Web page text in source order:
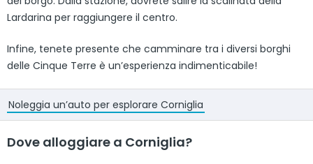
Lardarina per raggiungere il centro.
Infine, tenete presente che camminare tra i diversi borghi
delle Cinque Terre è un’esperienza indimenticabile!
Noleggia un’auto per esplorare Corniglia
Dove alloggiare a Corniglia?